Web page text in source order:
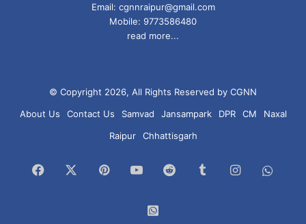
Leo prediction Libra benefits
Planetary Positions
Zodiac Signs
Email: cgnnraipur@gmail.com
Mobile: 9773586480
read more...
© Copyright 2026, All Rights Reserved by CGNN
About Us
Contact Us Samvad Jansampark DPR CM
Naxal
Raipur
Chhattisgarh
Facebook PinterestYouTubeReddit TumblrInstagram